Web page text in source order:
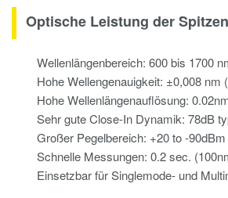
Optische Leistung der
Wellenlängenbereich: 600 bis 1700
Hohe Wellengenauigkeit: ±0,008 nm
Hohe Wellenlängenauflösung:
Sehr gute Close-In Dynamik: 78dB
Großer Pegelbereich: +20 to -90dBm
Schnelle Messungen: 0.2 sec.
Einsetzbar für Singlemode- und